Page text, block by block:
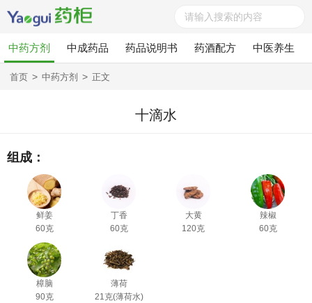
中药方剂 中成药品 药品说明书 药酒配方 中医养生
首页 > 中药方剂 > 正文
十滴水
组成：
鲜姜
60克
丁香
60克
大黄
120克
辣椒
60克
樟脑
90克
薄荷
21克(薄荷水)